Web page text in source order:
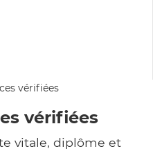
vérifiées
vitale, diplôme et